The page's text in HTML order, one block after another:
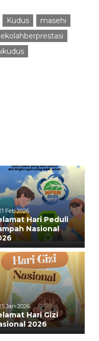
Kudus
masehi
Feb 2026
Hari Peduli
Nasional
Jan 2026
Hari Gizi
2026